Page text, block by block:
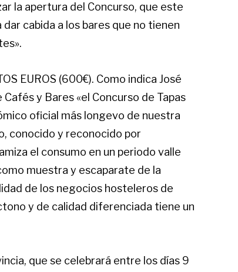
la apertura del Concurso, que este
cabida a los bares que no tienen
EUROS (600€). Como indica José
y Bares «el Concurso de Tapas
oficial más longevo de nuestra
conocido y reconocido por
el consumo en un periodo valle
muestra y escaparate de la
de los negocios hosteleros de
y de calidad diferenciada tiene un
que se celebrará entre los días 9